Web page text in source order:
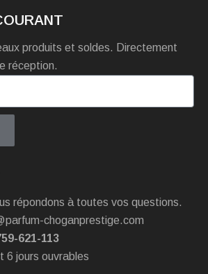
produits et soldes. Directement
réception.
répondons à toutes vos questions.
choganprestige.com
621-113
6 jours ouvrables